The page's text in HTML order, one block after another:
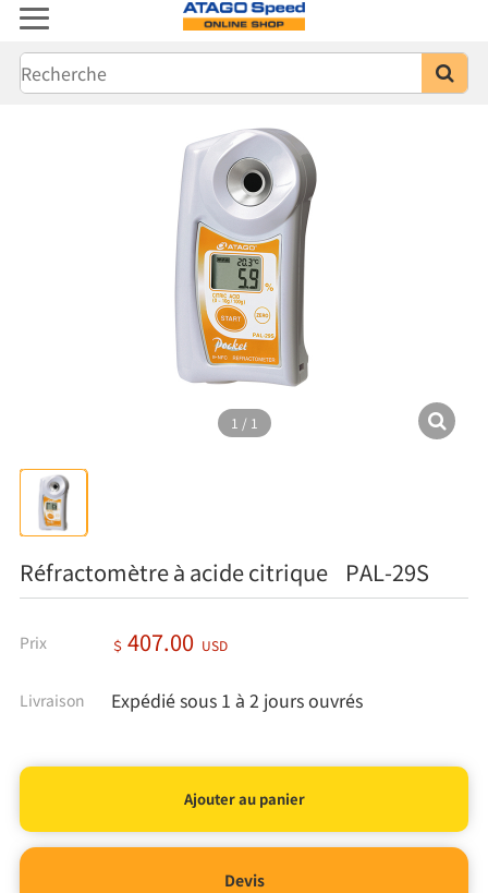
1 / 1
Réfractomètre à acide citrique PAL-29S
Prix ＄ 407.00 USD
Livraison Expédié sous 1 à 2 jours ouvrés
Devis